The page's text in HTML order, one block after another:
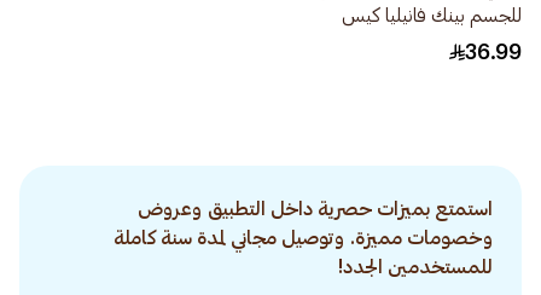
للجسم بينك فانيليا كيس
236مل
36.99
استمتع بميزات حصرية داخل التطبيق وعروض
وخصومات مميزة. وتوصيل مجاني لمدة سنة كاملة
للمستخدمين الجدد!